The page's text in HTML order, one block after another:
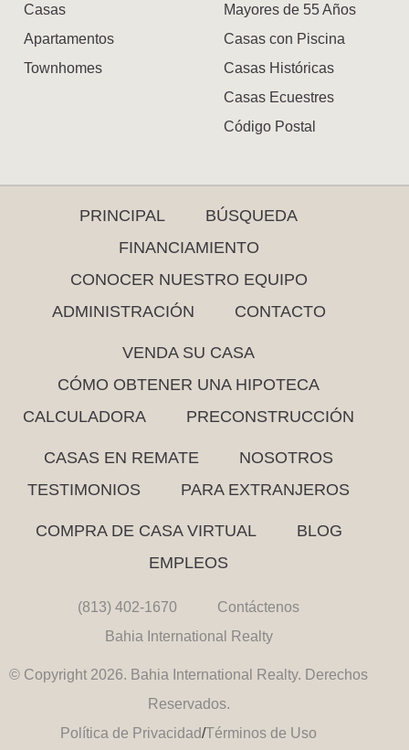
Casas
Apartamentos
Townhomes
Mayores de 55 Años
Casas con Piscina
Casas Históricas
Casas Ecuestres
Código Postal
PRINCIPAL
BÚSQUEDA
FINANCIAMIENTO
CONOCER NUESTRO EQUIPO
ADMINISTRACIÓN
CONTACTO
VENDA SU CASA
CÓMO OBTENER UNA HIPOTECA
CALCULADORA
PRECONSTRUCCIÓN
CASAS EN REMATE
NOSOTROS
TESTIMONIOS
PARA EXTRANJEROS
COMPRA DE CASA VIRTUAL
BLOG
EMPLEOS
(813) 402-1670
Contáctenos
Bahia International Realty
© Copyright 2026. Bahia International Realty. Derechos
Reservados.
Política de Privacidad/Términos de Uso